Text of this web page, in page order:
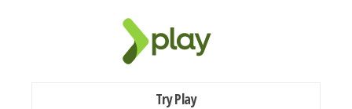
Try Play